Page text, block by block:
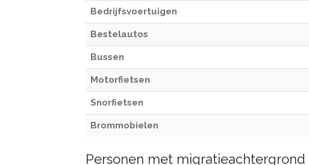
Bedrijfsvoertuigen
Bestelautos
Bussen
Motorfietsen
Snorfietsen
Brommobielen
Personen met migratieachtergrond